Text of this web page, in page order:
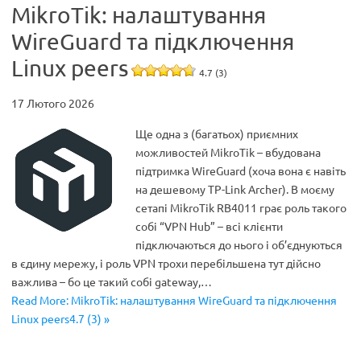
MikroTik: налаштування
WireGuard та підключення
Linux peers
4.7 (3)
17 Лютого 2026
Ще одна з (багатьох) приємних
можливостей MikroTik – вбудована
підтримка WireGuard (хоча вона є навіть
на дешевому TP-Link Archer). В моєму
сетапі MikroTik RB4011 грає роль такого
собі “VPN Hub” – всі клієнти
підключаються до нього і об’єднуються
в єдину мережу, і роль VPN трохи перебільшена тут дійсно
важлива – бо це такий собі gateway,…
Read More: MikroTik: налаштування WireGuard та підключення
Linux peers4.7 (3) »